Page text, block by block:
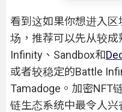
看到这如果你想进入
场，推荐可以先从较
Infinity、Sandbox和
或者较稳定的Battle
Tamadoge。加密NFT
链生态系统中最令人